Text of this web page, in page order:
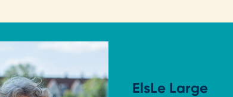
ElsLe Large